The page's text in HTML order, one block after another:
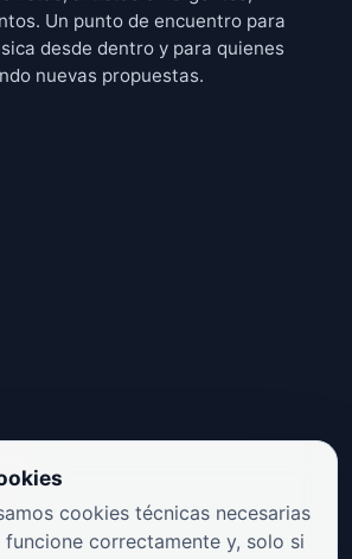
Un punto de encuentro para
desde dentro y para quienes
nuevas propuestas.
cookies técnicas necesarias
correctamente y, solo si